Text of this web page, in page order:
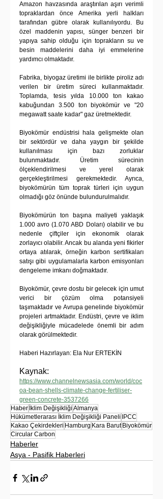
Amazon havzasında araştırılan aşırı verimli
topraklardan önce Amerika yerli halkları
tarafından gübre olarak kullanılıyordu. Bu
özel maddenin yapısı, sünger benzeri bir
yapıya sahip olduğu için toprakların su ve
besin maddelerini daha iyi emmelerine
yardımcı olmaktadır.
Fabrika, biyogaz üretimi ile birlikte piroliz adı
verilen bir üretim süreci kullanmaktadır.
Toplamda, tesis yılda 10.000 ton kakao
kabuğundan 3.500 ton biyokömür ve "20
megawatt saate kadar" gaz üretmektedir.
Biyokömür endüstrisi hala gelişmekte olan
bir sektördür ve daha yaygın bir şekilde
kullanılması için bazı zorluklar
bulunmaktadır. Üretim sürecinin
ölçeklendirilmesi ve yerel olarak
gerçekleştirilmesi gerekmektedir. Ayrıca,
biyokömürün tüm toprak türleri için uygun
olmadığı göz önünde bulundurulmalıdır.
Biyokömürün ton başına maliyeti yaklaşık
1.000 avro (1.070 ABD Doları) olabilir ve bu
nedenle çiftçiler için ekonomik olarak
zorlayıcı olabilir. Ancak bu alanda yeni fikirler
ortaya atılarak, örneğin karbon sertifikaları
satışı gibi uygulamalarla karbon emisyonları
dengeleme imkanı doğmaktadır.
Biyokömür, çevre dostu bir gelecek için umut
verici bir çözüm olma potansiyeli
taşımaktadır ve Avrupa genelinde biyokömür
projeleri artmaktadır. Endüstri, çevre ve iklim
değişikliğiyle mücadelede önemli bir adım
olarak görülmektedir.
Haberi Hazırlayan: Ela Nur ERTEKİN
Kaynak:
https://www.channelnewsasia.com/world/coc
oa-bean-shells-climate-change-fertiliser-
green-concrete-3537266
Haber İklim Değişikliği Almanya
Hükümetlerarası İklim Değişikliği Paneli IPCC
Kakao Çekirdekleri Hamburg Kara Barut Biyokömür
Circular Carbon
Haberler
Asya - Pasifik Haberleri